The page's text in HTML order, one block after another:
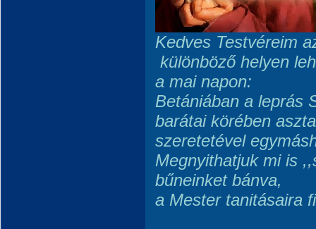
Kedves Testvéreim
különböző helyen
a mai napon:
Betániában a leprás
barátai körében
szeretetével
Megnyithatjuk mi is
bűneinket bánva,
a Mester tanitásaira